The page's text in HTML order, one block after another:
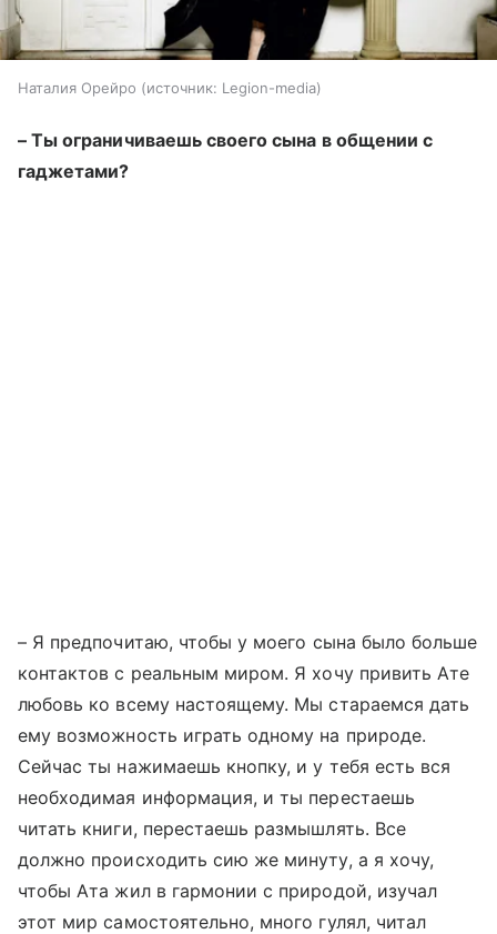
Наталия Орейро источник: Legion-media
–Ты ограничиваешь своего сына в общении с
гаджетами?
– Я предпочитаю, чтобы у моего сына было больше
контактов с реальным миром. Я хочу привить Ате
любовь ко всему настоящему. Мы стараемся дать
ему возможность играть одному на природе.
Сейчас ты нажимаешь кнопку, и у тебя есть вся
необходимая информация, и ты перестаешь
читать книги, перестаешь размышлять. Все
должно происходить сию же минуту, а я хочу,
чтобы Ата жил в гармонии с природой, изучал
этот мир самостоятельно, много гулял, читал